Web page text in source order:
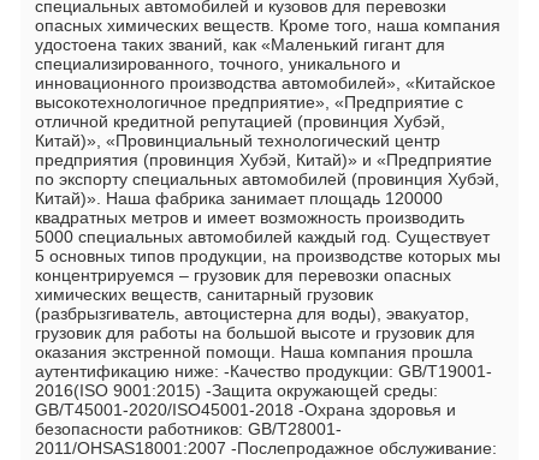
специальных автомобилей и кузовов для перевозки
опасных химических веществ. Кроме того, наша компания
удостоена таких званий, как «Маленький гигант для
специализированного, точного, уникального и
инновационного производства автомобилей», «Китайское
высокотехнологичное предприятие», «Предприятие с
отличной кредитной репутацией (провинция Хубэй,
Китай)», «Провинциальный технологический центр
предприятия (провинция Хубэй, Китай)» и «Предприятие
по экспорту специальных автомобилей (провинция Хубэй,
Китай)». Наша фабрика занимает площадь 120000
квадратных метров и имеет возможность производить
5000 специальных автомобилей каждый год. Существует
5 основных типов продукции, на производстве которых мы
концентрируемся – грузовик для перевозки опасных
химических веществ, санитарный грузовик
(разбрызгиватель, автоцистерна для воды), эвакуатор,
грузовик для работы на большой высоте и грузовик для
оказания экстренной помощи. Наша компания прошла
аутентификацию ниже: -Качество продукции: GB/T19001-
2016(ISO 9001:2015) -Защита окружающей среды:
GB/T45001-2020/ISO45001-2018 -Охрана здоровья и
безопасности работников: GB/T28001-
2011/OHSAS18001:2007 -Послепродажное обслуживание: